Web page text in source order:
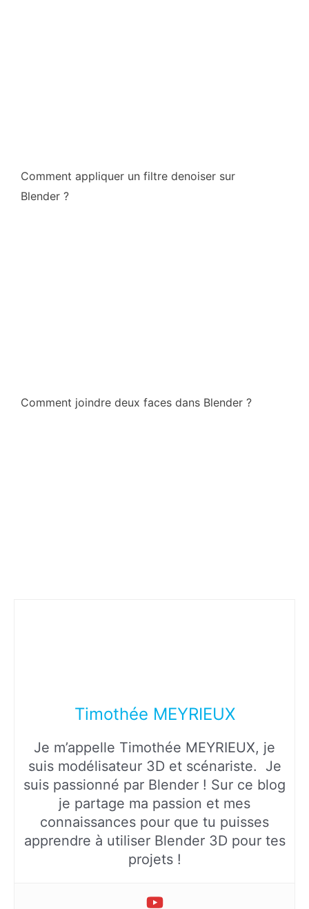
Comment appliquer un filtre denoiser sur
Blender ?
Comment joindre deux faces dans Blender ?
Timothée MEYRIEUX
Je m’appelle Timothée MEYRIEUX, je
suis modélisateur 3D et scénariste. Je
suis passionné par Blender ! Sur ce blog
je partage ma passion et mes
connaissances pour que tu puisses
apprendre à utiliser Blender 3D pour tes
projets !